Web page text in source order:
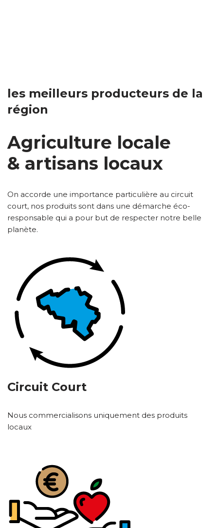
les meilleurs producteurs de la
région
Agriculture locale
& artisans locaux
On accorde une importance particulière au circuit
court, nos produits sont dans une démarche éco-
responsable qui a pour but de respecter notre belle
planète.
Circuit Court
Nous commercialisons uniquement des produits
locaux